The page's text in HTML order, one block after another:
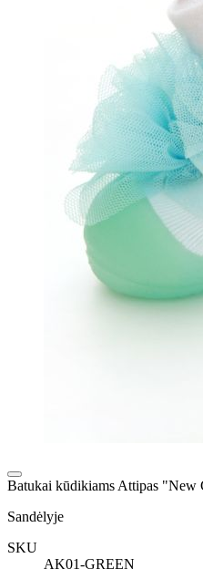
Batukai kūdikiams Attipas "New
Sandėlyje
SKU
AK01-GREEN